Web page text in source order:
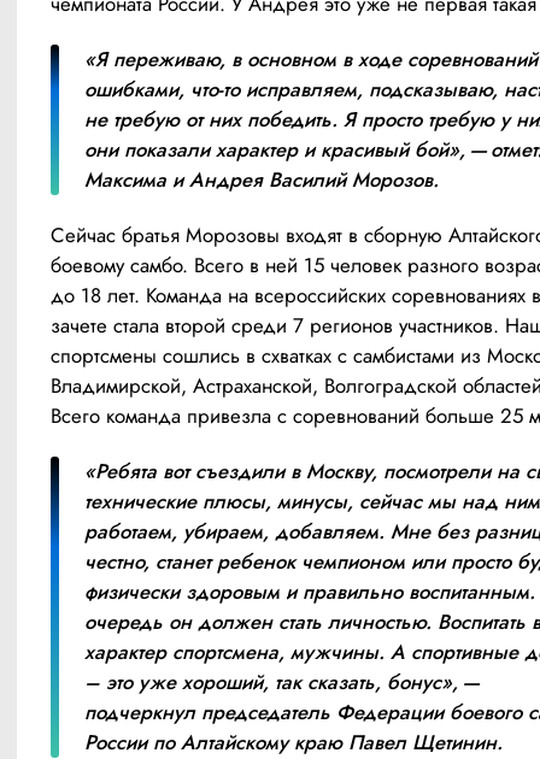
«Я переживаю, в основном в ходе
ошибками, что-то исправляем, подсказываю,
не требую от них победить. Я просто требую у
они показали характер и красивый бой», —
Максима и Андрея Василий Морозов.
Сейчас братья Морозовы входят в сборную
боевому самбо. Всего в ней 15 человек разного
до 18 лет. Команда на всероссийских
зачете стала второй среди 7 регионов участников.
спортсмены сошлись в схватках с самбистами из
Владимирской, Астраханской, Волгоградской
Всего команда привезла с соревнований больше 25
«Ребята вот съездили в Москву, посмотрели на
технические плюсы, минусы, сейчас мы над
работаем, убираем, добавляем. Мне без
честно, станет ребенок чемпионом или просто
физически здоровым и правильно
очередь он должен стать личностью. Воспитать
характер спортсмена, мужчины. А спортивные
– это уже хороший, так сказать, бонус», —
подчеркнул председатель Федерации боевого
России по Алтайскому краю Павел Щетинин.